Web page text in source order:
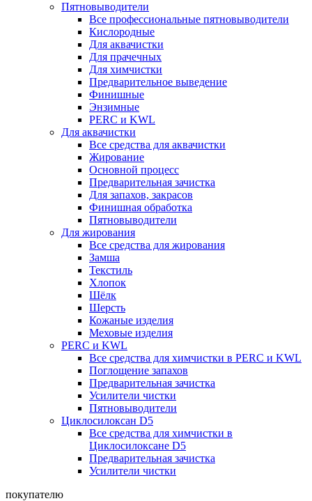
Пятновыводители
Все профессиональные пятновыводители
Кислородные
Для аквачистки
Для прачечных
Для химчистки
Предварительное выведение
Финишные
Энзимные
PERC и KWL
Для аквачистки
Все средства для аквачистки
Жирование
Основной процесс
Предварительная зачистка
Для запахов, закрасов
Финишная обработка
Пятновыводители
Для жирования
Все средства для жирования
Замша
Текстиль
Хлопок
Шёлк
Шерсть
Кожаные изделия
Меховые изделия
PERC и KWL
Все средства для химчистки в PERC и KWL
Поглощение запахов
Предварительная зачистка
Усилители чистки
Пятновыводители
Циклосилоксан D5
Все средства для химчистки в
Циклосилоксане D5
Предварительная зачистка
Усилители чистки
покупателю